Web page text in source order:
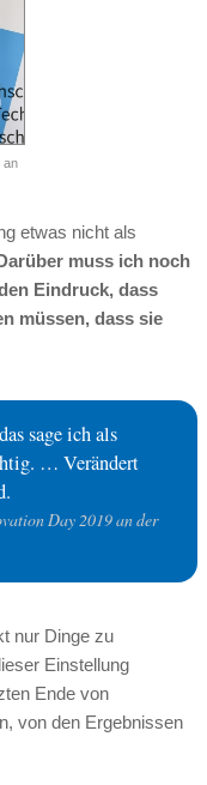
an
etwas nicht als
muss ich noch
Eindruck, dass
müssen, dass sie
sage ich als
… Verändert
Day 2019 an der
nur Dinge zu
Einstellung
Ende von
von den Ergebnissen